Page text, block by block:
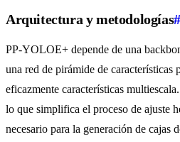
Arquitectura y metodologías#
PP-YOLOE+ depende de una
una red de pirámide de características
eficazmente características
lo que simplifica el proceso de ajuste
necesario para la generación de cajas